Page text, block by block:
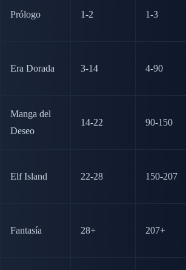
Prólogo 1-2 1-3
Era Dorada 3-14 4-90
Manga del
Deseo
14-22 90-150
Elf Island 22-28 150-207
Fantasía 28+ 207+